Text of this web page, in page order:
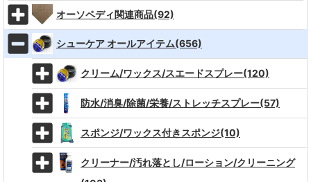
オーソペディ関連商品(92)
シューケア オールアイテム(656)
クリーム/ワックス/スエードスプレー(120)
防水/消臭/除菌/栄養/ストレッチスプレー(57)
スポンジ/ワックス付きスポンジ(10)
クリーナー/汚れ落とし/ローション/クリーニング